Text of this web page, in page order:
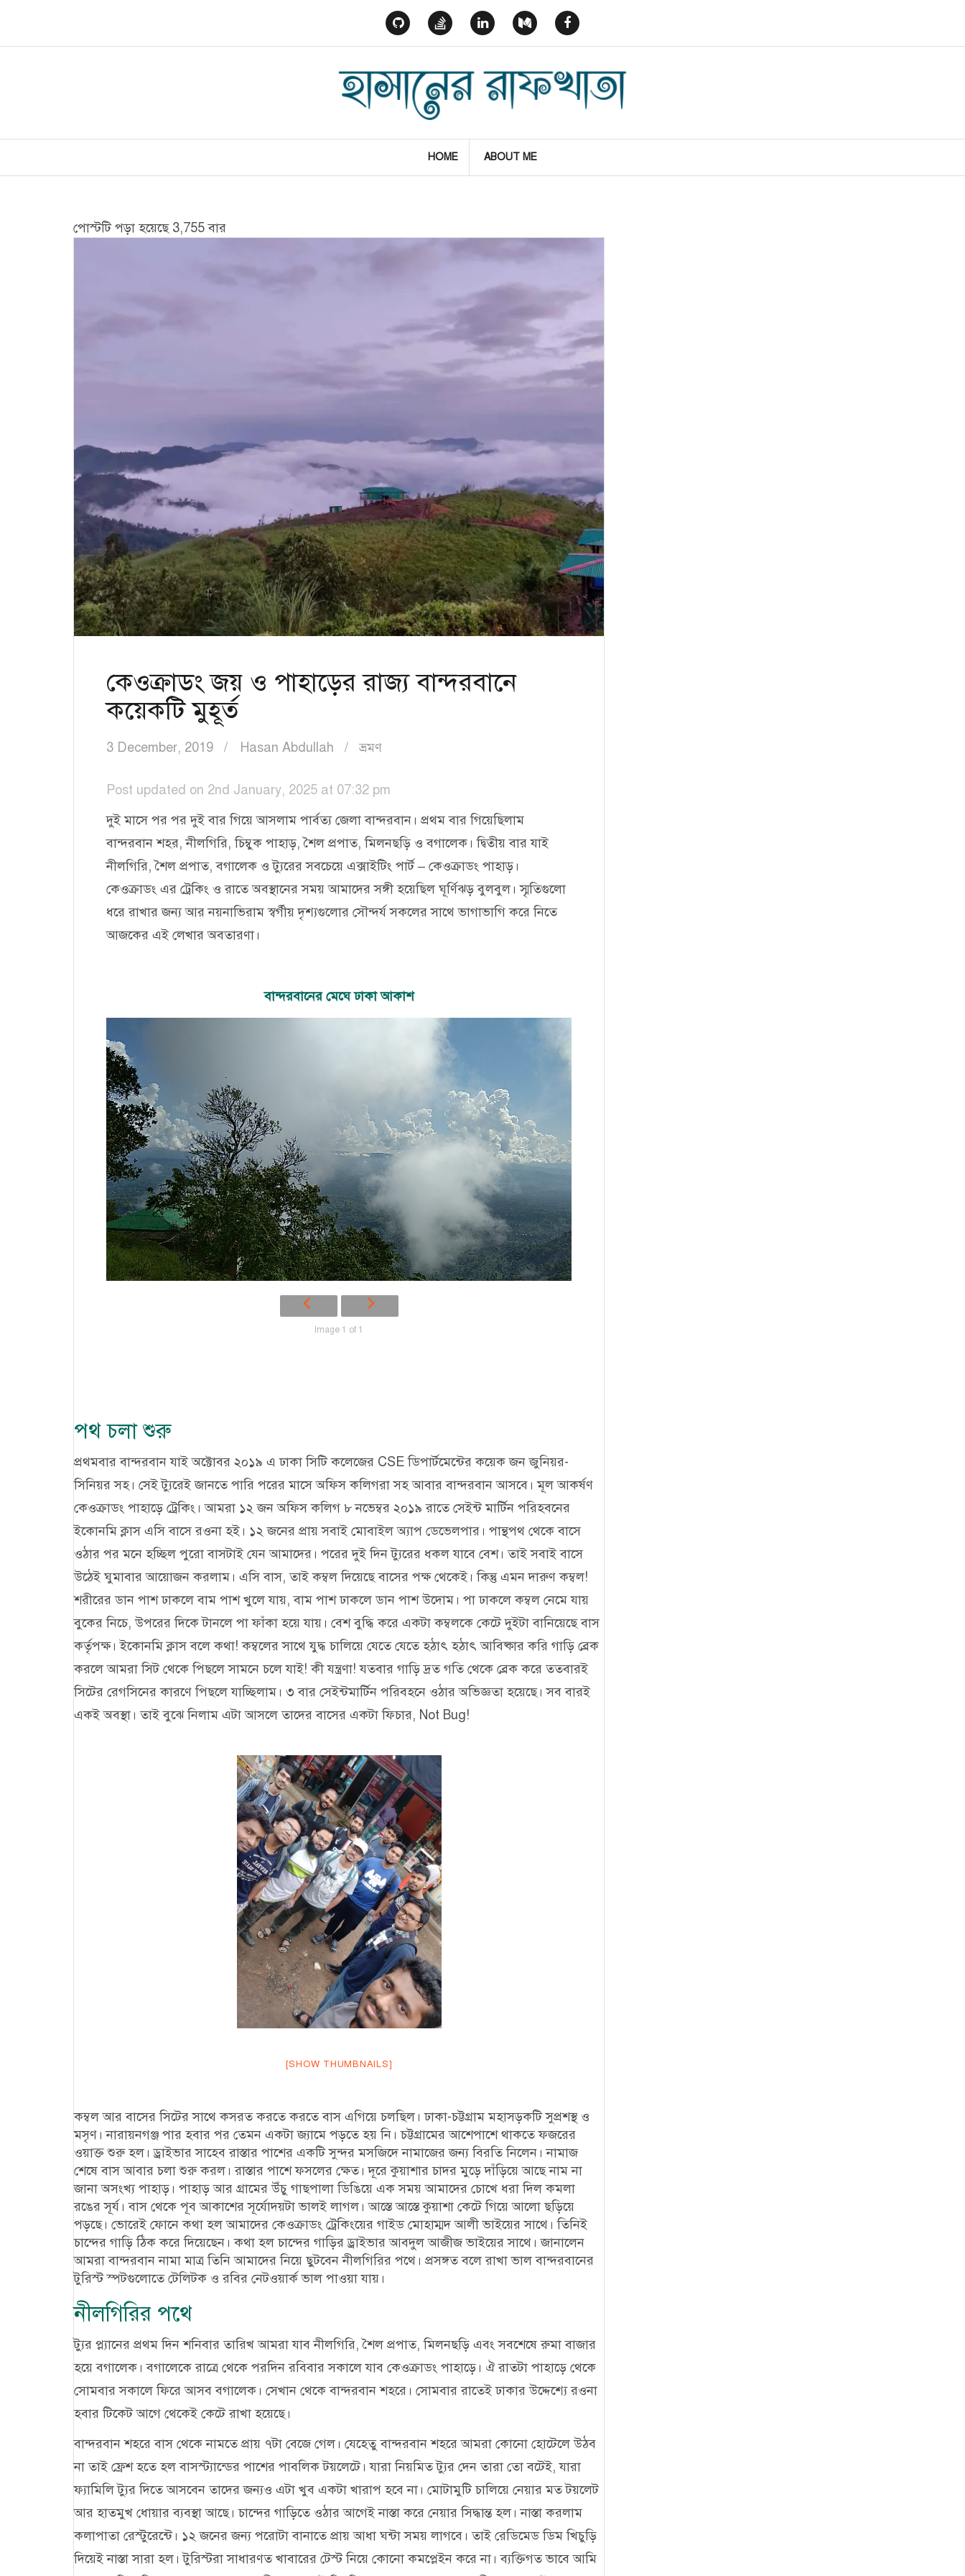
content
HOME ABOUT ME
পোস্টটি পড়া হয়েছে 3,755 বার
কেওক্রাডং জয় ও পাহাড়ের রাজ্য বান্দরবানে
কয়েকটি মুহূর্ত
3 December, 2019 Hasan Abdullah ভ্রমণ
Post updated on 2nd January, 2025 at 07:32 pm
দুই মাসে পর পর দুই বার গিয়ে আসলাম পার্বত্য জেলা বান্দরবান। প্রথম বার গিয়েছিলাম
বান্দরবান শহর, নীলগিরি, চিম্বুক পাহাড়, শৈল প্রপাত, মিলনছড়ি ও বগালেক। দ্বিতীয় বার যাই
নীলগিরি, শৈল প্রপাত, বগালেক ও ট্যুরের সবচেয়ে এক্সাইটিং পার্ট – কেওক্রাডং পাহাড়।
কেওক্রাডং এর ট্রেকিং ও রাতে অবস্থানের সময় আমাদের সঙ্গী হয়েছিল ঘূর্ণিঝড় বুলবুল। স্মৃতিগুলো
ধরে রাখার জন্য আর নয়নাভিরাম স্বর্গীয় দৃশ্যগুলোর সৌন্দর্য সকলের সাথে ভাগাভাগি করে নিতে
আজকের এই লেখার অবতারণা।
বান্দরবানের মেঘে ঢাকা আকাশ
Image 1 of 1
পথ চলা শুরু
প্রথমবার বান্দরবান যাই অক্টোবর ২০১৯ এ ঢাকা সিটি কলেজের CSE ডিপার্টমেন্টের কয়েক জন জুনিয়র-
সিনিয়র সহ। সেই ট্যুরেই জানতে পারি পরের মাসে অফিস কলিগরা সহ আবার বান্দরবান আসবে। মূল আকর্ষণ
কেওক্রাডং পাহাড়ে ট্রেকিং। আমরা ১২ জন অফিস কলিগ ৮ নভেম্বর ২০১৯ রাতে সেইন্ট মার্টিন পরিহবনের
ইকোনমি ক্লাস এসি বাসে রওনা হই। ১২ জনের প্রায় সবাই মোবাইল অ্যাপ ডেভেলপার। পান্থপথ থেকে বাসে
ওঠার পর মনে হচ্ছিল পুরো বাসটাই যেন আমাদের। পরের দুই দিন ট্যুরের ধকল যাবে বেশ। তাই সবাই বাসে
উঠেই ঘুমাবার আয়োজন করলাম। এসি বাস, তাই কম্বল দিয়েছে বাসের পক্ষ থেকেই। কিন্তু এমন দারুণ কম্বল!
শরীরের ডান পাশ ঢাকলে বাম পাশ খুলে যায়, বাম পাশ ঢাকলে ডান পাশ উদোম। পা ঢাকলে কম্বল নেমে যায়
বুকের নিচে, উপরের দিকে টানলে পা ফাঁকা হয়ে যায়। বেশ বুদ্ধি করে একটা কম্বলকে কেটে দুইটা বানিয়েছে বাস
কর্তৃপক্ষ। ইকোনমি ক্লাস বলে কথা! কম্বলের সাথে যুদ্ধ চালিয়ে যেতে যেতে হঠাৎ হঠাৎ আবিষ্কার করি গাড়ি ব্রেক
করলে আমরা সিট থেকে পিছলে সামনে চলে যাই! কী যন্ত্রণা! যতবার গাড়ি দ্রত গতি থেকে ব্রেক করে ততবারই
সিটের রেগসিনের কারণে পিছলে যাচ্ছিলাম। ৩ বার সেইন্টমার্টিন পরিবহনে ওঠার অভিজ্ঞতা হয়েছে। সব বারই
একই অবস্থা। তাই বুঝে নিলাম এটা আসলে তাদের বাসের একটা ফিচার, Not Bug!
[SHOW THUMBNAILS]
কম্বল আর বাসের সিটের সাথে কসরত করতে করতে বাস এগিয়ে চলছিল। ঢাকা-চট্টগ্রাম মহাসড়কটি সুপ্রশস্থ ও
মসৃণ। নারায়নগঞ্জ পার হবার পর তেমন একটা জ্যামে পড়তে হয় নি। চট্টগ্রামের আশেপাশে থাকতে ফজরের
ওয়াক্ত শুরু হল। ড্রাইভার সাহেব রাস্তার পাশের একটি সুন্দর মসজিদে নামাজের জন্য বিরতি নিলেন। নামাজ
শেষে বাস আবার চলা শুরু করল। রাস্তার পাশে ফসলের ক্ষেত। দূরে কুয়াশার চাদর মুড়ে দাঁড়িয়ে আছে নাম না
জানা অসংখ্য পাহাড়। পাহাড় আর গ্রামের উঁচু গাছপালা ডিঙিয়ে এক সময় আমাদের চোখে ধরা দিল কমলা
রঙের সূর্য। বাস থেকে পূব আকাশের সূর্যোদয়টা ভালই লাগল। আস্তে আস্তে কুয়াশা কেটে গিয়ে আলো ছড়িয়ে
পড়ছে। ভোরেই ফোনে কথা হল আমাদের কেওক্রাডং ট্রেকিংয়ের গাইড মোহাম্মদ আলী ভাইয়ের সাথে। তিনিই
চান্দের গাড়ি ঠিক করে দিয়েছেন। কথা হল চান্দের গাড়ির ড্রাইভার আবদুল আজীজ ভাইয়ের সাথে। জানালেন
আমরা বান্দরবান নামা মাত্র তিনি আমাদের নিয়ে ছুটবেন নীলগিরির পথে। প্রসঙ্গত বলে রাখা ভাল বান্দরবানের
টুরিস্ট স্পটগুলোতে টেলিটক ও রবির নেটওয়ার্ক ভাল পাওয়া যায়।
নীলগিরির পথে
ট্যুর প্ল্যানের প্রথম দিন শনিবার তারিখ আমরা যাব নীলগিরি, শৈল প্রপাত, মিলনছড়ি এবং সবশেষে রুমা বাজার
হয়ে বগালেক। বগালেকে রাত্রে থেকে পরদিন রবিবার সকালে যাব কেওক্রাডং পাহাড়ে। ঐ রাতটা পাহাড়ে থেকে
সোমবার সকালে ফিরে আসব বগালেক। সেখান থেকে বান্দরবান শহরে। সোমবার রাতেই ঢাকার উদ্দেশ্যে রওনা
হবার টিকেট আগে থেকেই কেটে রাখা হয়েছে।
বান্দরবান শহরে বাস থেকে নামতে প্রায় ৭টা বেজে গেল। যেহেতু বান্দরবান শহরে আমরা কোনো হোটেলে উঠব
না তাই ফ্রেশ হতে হল বাসস্ট্যান্ডের পাশের পাবলিক টয়লেটে। যারা নিয়মিত ট্যুর দেন তারা তো বটেই, যারা
ফ্যামিলি ট্যুর দিতে আসবেন তাদের জন্যও এটা খুব একটা খারাপ হবে না। মোটামুটি চালিয়ে নেয়ার মত টয়লেট
আর হাতমুখ ধোয়ার ব্যবস্থা আছে। চান্দের গাড়িতে ওঠার আগেই নাস্তা করে নেয়ার সিদ্ধান্ত হল। নাস্তা করলাম
কলাপাতা রেস্টুরেন্টে। ১২ জনের জন্য পরোটা বানাতে প্রায় আধা ঘন্টা সময় লাগবে। তাই রেডিমেড ডিম খিচুড়ি
দিয়েই নাস্তা সারা হল। টুরিস্টরা সাধারণত খাবারের টেস্ট নিয়ে কোনো কমপ্লেইন করে না। ব্যক্তিগত ভাবে আমি